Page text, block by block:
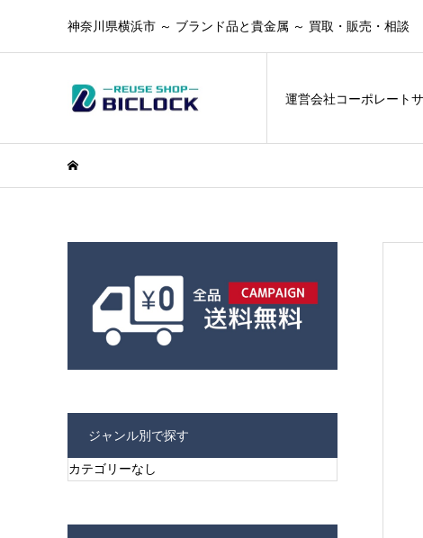
神奈川県横浜市 ～ ブランド品と貴金属 ～ 買取・販売・相談
運営会社コーポレート
ジャンル別で探す
カテゴリーなし